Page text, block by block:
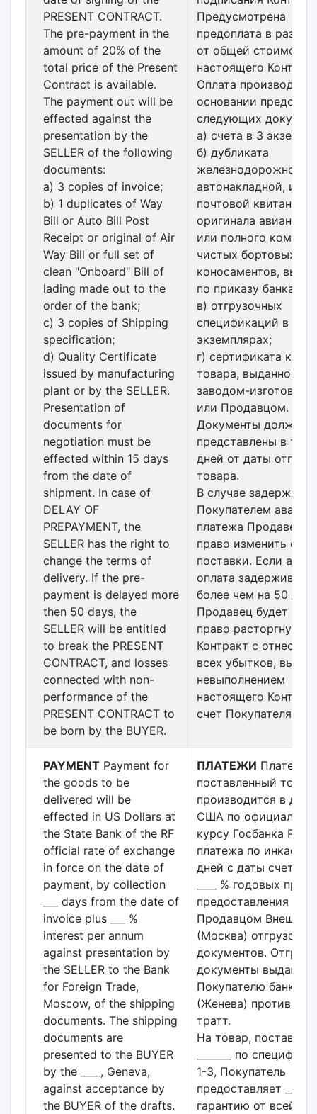
PRESENT CONTRACT.
The pre-payment in the
amount of 20% of the
total price of the Present
Contract is available.
The payment out will be
effected against the
presentation by the
SELLER of the following
documents:
a) 3 copies of invoice;
b) 1 duplicates of Way
Bill or Auto Bill Post
Receipt or original of Air
Way Bill or full set of
clean "Onboard" Bill of
lading made out to the
order of the bank;
c) 3 copies of Shipping
specification;
d) Quality Certificate
issued by manufacturing
plant or by the SELLER.
Presentation of
documents for
negotiation must be
effected within 15 days
from the date of
shipment. In case of
DELAY OF
PREPAYMENT, the
SELLER has the right to
change the terms of
delivery. If the pre-
payment is delayed more
then 50 days, the
SELLER will be entitled
to break the PRESENT
CONTRACT, and losses
connected with non-
performance of the
PRESENT CONTRACT to
be born by the BUYER.
Предусмотрена
предоплата в
от общей стоимости
настоящего
Оплата
основании
следующих
а) счета в 3
б) дубликата
железнодорожной,
автонакладной, или
почтовой
оригинала
или полного
чистых бортовых
коносаментов,
по приказу банка;
в) отгрузочных
спецификаций в 3
экземплярах;
г) сертификата
товара, выданного
заводом-
или Продавцом.
Документы должны
представлены в
дней от даты
товара.
В случае задержки
Покупателем
платежа Продавец
право изменить срок
поставки. Если
оплата
более чем на 50
Продавец будет
право расторгнуть
Контракт с
всех убытков,
невыполнением
настоящего
счет Покупателя.
PAYMENTPayment for
the goods to be
delivered will be
effected in US Dollars at
the State Bank of the RF
official rate of exchange
in force on the date of
payment, by collection
___ days from the date of
invoice plus ___ %
interest per annum
against presentation by
the SELLER to the Bank
for Foreign Trade,
Moscow, of the shipping
documents. The shipping
documents are
presented to the BUYER
by the ____, Geneva,
against acceptance by
the BUYER of the drafts.
ПЛАТЕЖИ Платеж
поставленный товар
производится в
США по
курсу Госбанка РФ
платежа по инкассо
дней с даты счета
____ % годовых
предоставления
Продавцом
(Москва)
документов.
документы
Покупателю банком
(Женева) против
тратт.
На товар,
_______ по
1-3, Покупатель
предоставляет ____%
гарантию от всей